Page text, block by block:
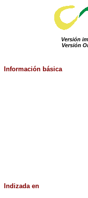
Versión
Versión
Información básica
Indizada en